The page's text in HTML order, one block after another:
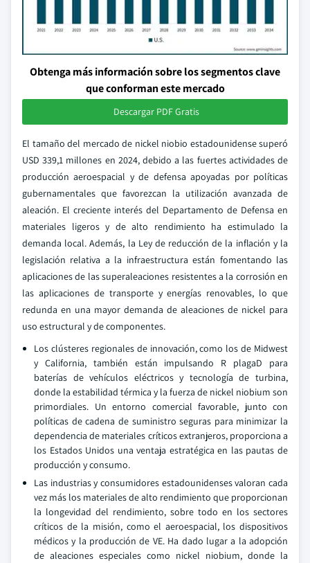
Obtenga más información sobre los segmentos clave
que conforman este mercado
Descargar PDF Gratis
El tamaño del mercado de nickel niobio estadounidense superó
USD 339,1 millones en 2024, debido a las fuertes actividades de
producción aeroespacial y de defensa apoyadas por políticas
gubernamentales que favorezcan la utilización avanzada de
aleación. El creciente interés del Departamento de Defensa en
materiales ligeros y de alto rendimiento ha estimulado la
demanda local. Además, la Ley de reducción de la inflación y la
legislación relativa a la infraestructura están fomentando las
aplicaciones de las superaleaciones resistentes a la corrosión en
las aplicaciones de transporte y energías renovables, lo que
redunda en una mayor demanda de aleaciones de nickel para
uso estructural y de componentes.
Los clústeres regionales de innovación, como los de Midwest
y California, también están impulsando R plagaD para
baterías de vehículos eléctricos y tecnología de turbina,
donde la estabilidad térmica y la fuerza de nickel niobium son
primordiales. Un entorno comercial favorable, junto con
políticas de cadena de suministro seguras para minimizar la
dependencia de materiales críticos extranjeros, proporciona a
los Estados Unidos una ventaja estratégica en las pautas de
producción y consumo.
Las industrias y consumidores estadounidenses valoran cada
vez más los materiales de alto rendimiento que proporcionan
la longevidad del rendimiento, sobre todo en los sectores
críticos de la misión, como el aeroespacial, los dispositivos
médicos y la producción de VE. Ha dado lugar a la adopción
de aleaciones especiales como nickel niobium, donde la